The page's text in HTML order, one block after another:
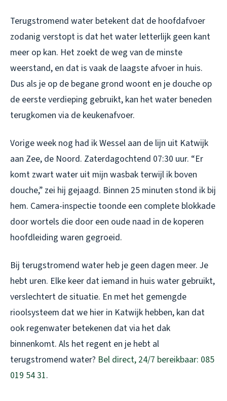
Terugstromend water betekent dat de hoofdafvoer
zodanig verstopt is dat het water letterlijk geen kant
meer op kan. Het zoekt de weg van de minste
weerstand, en dat is vaak de laagste afvoer in huis.
Dus als je op de begane grond woont en je douche op
de eerste verdieping gebruikt, kan het water beneden
terugkomen via de keukenafvoer.
Vorige week nog had ik Wessel aan de lijn uit Katwijk
aan Zee, de Noord. Zaterdagochtend 07:30 uur. “Er
komt zwart water uit mijn wasbak terwijl ik boven
douche,” zei hij gejaagd. Binnen 25 minuten stond ik bij
hem. Camera-inspectie toonde een complete blokkade
door wortels die door een oude naad in de koperen
hoofdleiding waren gegroeid.
Bij terugstromend water heb je geen dagen meer. Je
hebt uren. Elke keer dat iemand in huis water gebruikt,
verslechtert de situatie. En met het gemengde
rioolsysteem dat we hier in Katwijk hebben, kan dat
ook regenwater betekenen dat via het dak
binnenkomt. Als het regent en je hebt al
terugstromend water? Bel direct, 24/7 bereikbaar: 085
019 54 31.